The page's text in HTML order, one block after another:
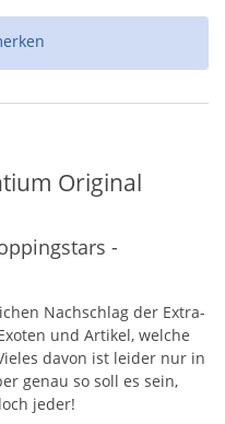
Original
-
Nachschlag der Extra-
und Artikel, welche
davon ist leider nur in
genau so soll es sein,
jeder!